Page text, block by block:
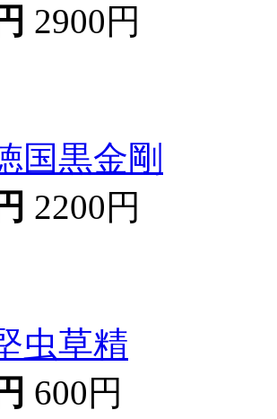
2900円
国黒金剛
2200円
虫草精
600円